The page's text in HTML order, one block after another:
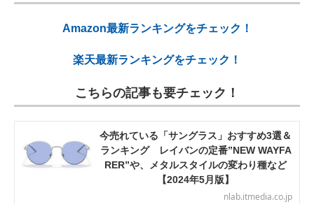
Amazon最新ランキングをチェック！
楽天最新ランキングをチェック！
こちらの記事も要チェック！
今売れている「サングラス」おすすめ3選＆
ランキング レイバンの定番”NEW WAYFA
RER”や、メタルスタイルの変わり種など
【2024年5月版】
nlab.itmedia.co.jp